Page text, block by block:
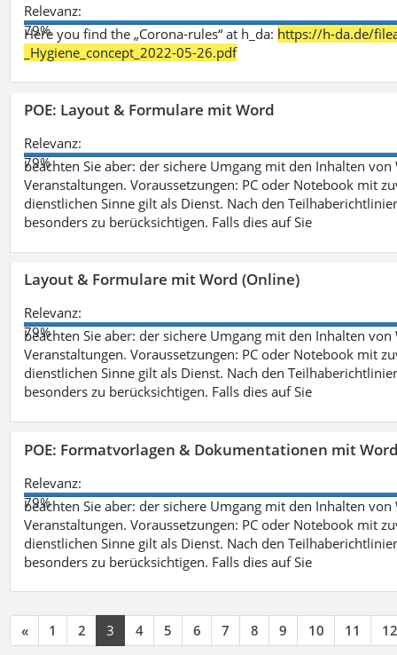
Relevanz:
79%
Here you find the „Corona-rules“ at h_da: https://h-da.de/
_Hygiene_concept_2022-05-26.pdf
POE: Layout & Formulare mit Word
Relevanz:
79%
beachten Sie aber: der sichere Umgang mit den Inhalten
Veranstaltungen. Voraussetzungen: PC oder Notebook mit
dienstlichen Sinne gilt als Dienst. Nach den
besonders zu berücksichtigen. Falls dies auf Sie
Layout & Formulare mit Word (Online)
Relevanz:
79%
beachten Sie aber: der sichere Umgang mit den Inhalten
Veranstaltungen. Voraussetzungen: PC oder Notebook mit
dienstlichen Sinne gilt als Dienst. Nach den
besonders zu berücksichtigen. Falls dies auf Sie
POE: Formatvorlagen & Dokumentationen mit
Relevanz:
79%
beachten Sie aber: der sichere Umgang mit den Inhalten
Veranstaltungen. Voraussetzungen: PC oder Notebook mit
dienstlichen Sinne gilt als Dienst. Nach den
besonders zu berücksichtigen. Falls dies auf Sie
« 1 2 3 4 5 6 7 8 9 10 11 12